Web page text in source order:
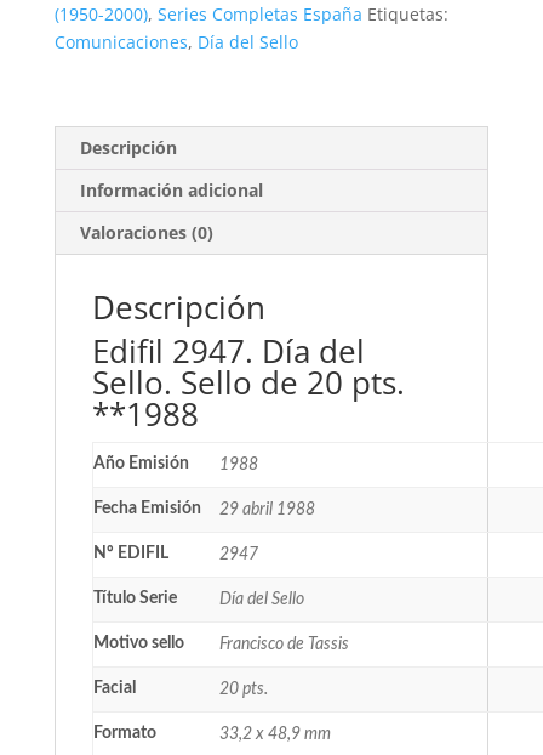
pts.
(1950-2000), Series Completas España Etiquetas:
Comunicaciones, Día del Sello
Descripción
Información adicional
Valoraciones (0)
Descripción
Edifil 2947. Día del
Sello. Sello de 20 pts.
**1988
Año Emisión 1988
Fecha Emisión 29 abril 1988
Nº EDIFIL 2947
Título Serie Día del Sello
Motivo sello Francisco de Tassis
Facial 20 pts.
Formato 33,2 x 48,9 mm